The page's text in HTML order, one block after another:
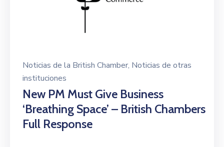
Nuestros
Partners
Noticias
Noticias de la British Chamber‚ Noticias de otras
instituciones
New PM Must Give Business
‘Breathing Space’ – British Chambers
Full Response